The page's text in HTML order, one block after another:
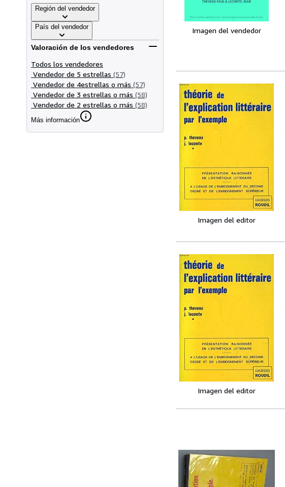
Región del vendedor
País del vendedor
Valoración de los vendedores
Todos los vendedores
Vendedor de 5 estrellas (57)
Vendedor de 4estrellas o más (57)
Vendedor de 3 estrellas o más (58)
Vendedor de 2 estrellas o más (58)
Más información
Imagen del vendedor
Imagen del editor
Imagen del editor